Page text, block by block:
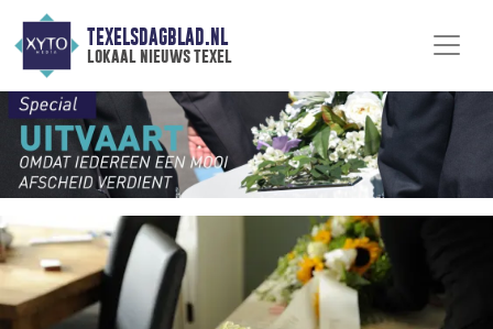
TEXELSDAGBLAD.NL
lokaal nieuws texel